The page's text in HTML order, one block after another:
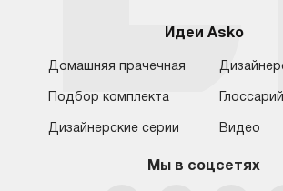
Москва
Санкт-Петербург
8 (800) 555-17-98
Идеи Asko
Домашняя прачечная
Подбор комплекта
Дизайнерские серии
Глоссарий
Видео
Мы в соцсетях